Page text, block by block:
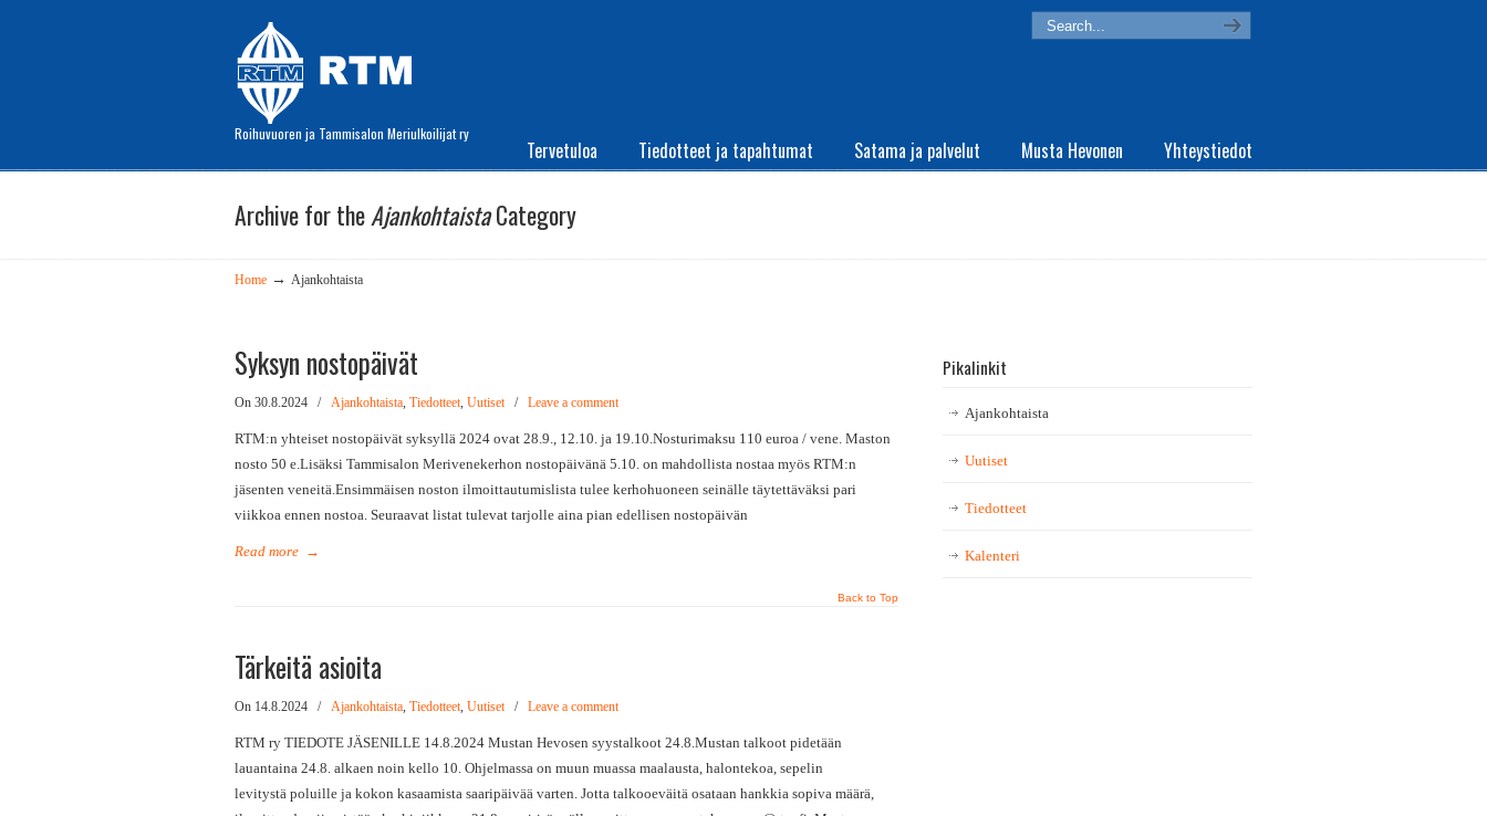
Roihuvuoren ja Tammisalon Meriulkoilijat ry
Tervetuloa Tiedotteet ja tapahtumat Satama ja palvelut Musta Hevonen Yhteystiedot
Archive for theAjankohtaistaCategory
Home → Ajankohtaista
Syksyn nostopäivät
On 30.8.2024 / Ajankohtaista, Tiedotteet, Uutiset / Leave a comment
RTM:n yhteiset nostopäivät syksyllä 2024 ovat 28.9., 12.10. ja 19.10.Nosturimaksu 110 euroa / vene. Maston
nosto 50 e.Lisäksi Tammisalon Merivenekerhon nostopäivänä 5.10. on mahdollista nostaa myös RTM:n
jäsenten veneitä.Ensimmäisen noston ilmoittautumislista tulee kerhohuoneen seinälle täytettäväksi pari
viikkoa ennen nostoa. Seuraavat listat tulevat tarjolle aina pian edellisen nostopäivän
Read more →
Back to Top
Tärkeitä asioita
On 14.8.2024 / Ajankohtaista, Tiedotteet, Uutiset / Leave a comment
RTM ry TIEDOTE JÄSENILLE 14.8.2024 Mustan Hevosen syystalkoot 24.8.Mustan talkoot pidetään
lauantaina 24.8. alkaen noin kello 10. Ohjelmassa on muun muassa maalausta, halontekoa, sepelin
levitystä poluille ja kokon kasaamista saaripäivää varten. Jotta talkooeväitä osataan hankkia sopiva määrä,
Pikalinkit
Ajankohtaista
Uutiset
Tiedotteet
Kalenteri